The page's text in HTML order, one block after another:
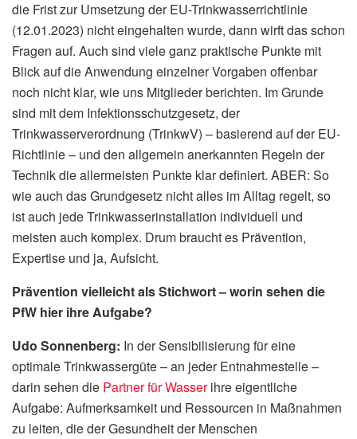
die Frist zur Umsetzung der EU-Trinkwasserrichtlinie
(12.01.2023) nicht eingehalten wurde, dann wirft das schon
Fragen auf. Auch sind viele ganz praktische Punkte mit
Blick auf die Anwendung einzelner Vorgaben offenbar
noch nicht klar, wie uns Mitglieder berichten. Im Grunde
sind mit dem Infektionsschutzgesetz, der
Trinkwasserverordnung (TrinkwV) – basierend auf der EU-
Richtlinie – und den allgemein anerkannten Regeln der
Technik die allermeisten Punkte klar definiert. ABER: So
wie auch das Grundgesetz nicht alles im Alltag regelt, so
ist auch jede Trinkwasserinstallation individuell und
meisten auch komplex. Drum braucht es Prävention,
Expertise und ja, Aufsicht.
Prävention vielleicht als Stichwort – worin sehen die
PfW hier ihre Aufgabe?
Udo Sonnenberg: In der Sensibilisierung für eine
optimale Trinkwassergüte – an jeder Entnahmestelle –
darin sehen die Partner für Wasserihre eigentliche
Aufgabe: Aufmerksamkeit und Ressourcen in Maßnahmen
zu leiten, die der Gesundheit der Menschen